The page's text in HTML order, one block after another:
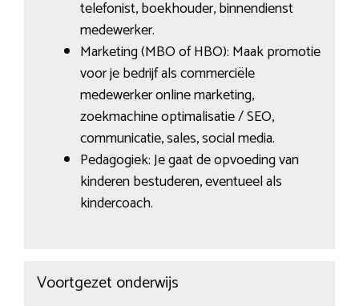
telefonist, boekhouder, binnendienst
medewerker.
Marketing (MBO of HBO): Maak promotie
voor je bedrijf als commerciële
medewerker online marketing,
zoekmachine optimalisatie / SEO,
communicatie, sales, social media.
Pedagogiek: Je gaat de opvoeding van
kinderen bestuderen, eventueel als
kindercoach.
Voortgezet onderwijs